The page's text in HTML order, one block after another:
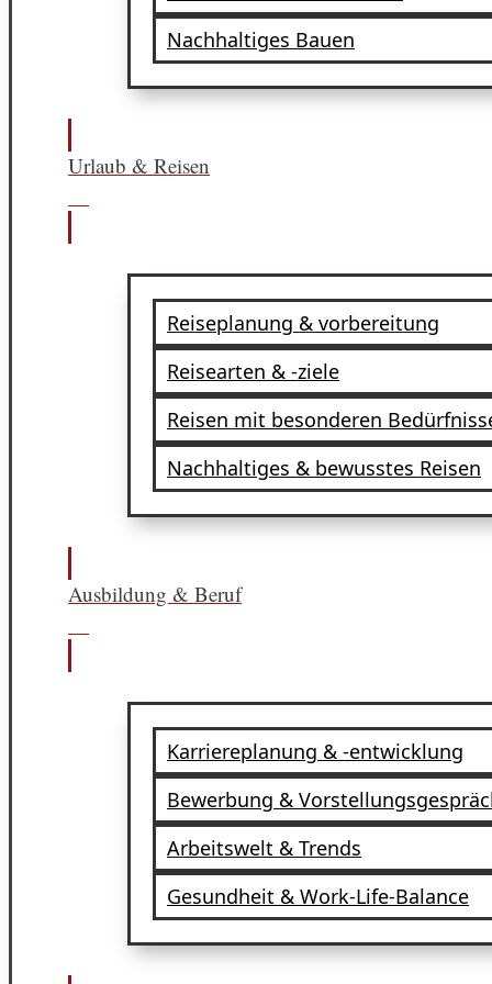
Nachhaltiges Bauen
Urlaub & Reisen
Reiseplanung & vorbereitung
Reisearten & -ziele
Reisen mit besonderen
Nachhaltiges & bewusstes Reisen
Ausbildung & Beruf
Karriereplanung & -entwicklung
Bewerbung &
Arbeitswelt & Trends
Gesundheit & Work-Life-Balance